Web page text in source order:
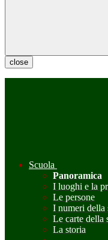
close
Scuola
Panoramica
I luoghi e la
Le persone
I numeri della
Le carte della
La storia